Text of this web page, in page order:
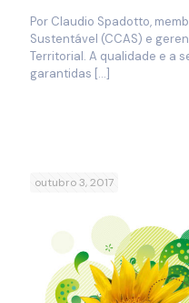
Por Claudio Spadotto,
Sustentável (CCAS) e
Territorial. A qualidade e a
garantidas […]
outubro 3, 2017